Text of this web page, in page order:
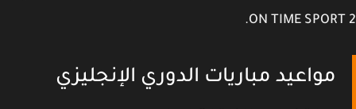
ON TIME
مواعيد مباريات الدوري الإنجليزي